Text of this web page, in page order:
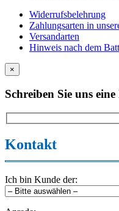
Widerrufsbelehrung
Zahlungsarten in
Versandarten
Hinweis nach dem
×
Schreiben Sie uns
Kontakt
Ich bin Kunde der: